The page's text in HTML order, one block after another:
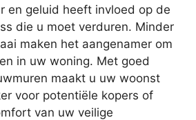
en geluid heeft invloed op de
die u moet verduren. Minder
maken het aangenamer om
in uw woning. Met goed
maakt u uw woonst
voor potentiële kopers of
van uw veilige